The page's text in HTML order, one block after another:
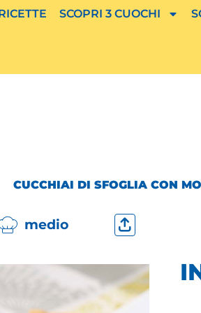
SCOPRI 3 CUOCHI
CUCCHIAI DI SFOGLIA CON
medio